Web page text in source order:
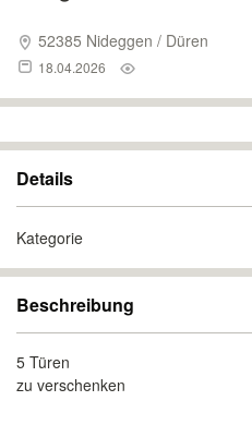
52385 Nideggen / Düren
18.04.2026
Details
Kategorie
Beschreibung
5 Türen
zu verschenken